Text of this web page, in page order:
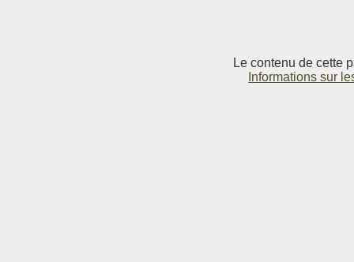
Le contenu de cette
Informations sur